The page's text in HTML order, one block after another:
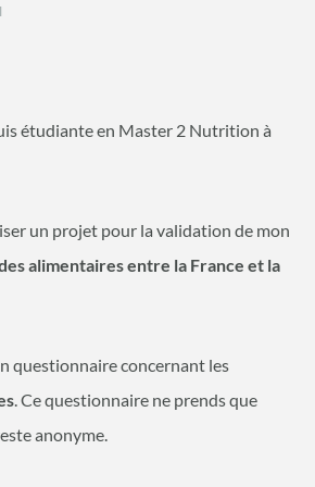
étudiante en Master 2 Nutrition à
un projet pour la validation de mon
alimentaires entre la France et la
questionnaire concernant les
. Ce questionnaire ne prends que
anonyme.